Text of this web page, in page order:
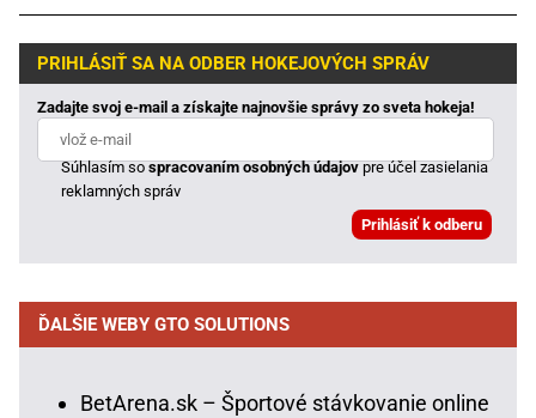
PRIHLÁSIŤ SA NA ODBER HOKEJOVÝCH SPRÁV
Zadajte svoj e-mail a získajte najnovšie správy zo sveta hokeja!
Súhlasím sospracovaním osobných údajovpre účel zasielania
reklamných správ
ĎALŠIE WEBY GTO SOLUTIONS
BetArena.sk – Športové stávkovanie online